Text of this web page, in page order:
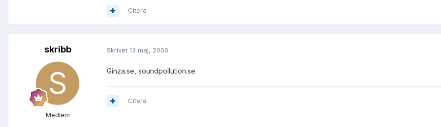
Citera
skribb
Medlem
Skrivet 13 maj, 2006
Ginza.se, soundpollution.se
Citera